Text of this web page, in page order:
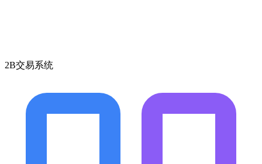
2B交易系统